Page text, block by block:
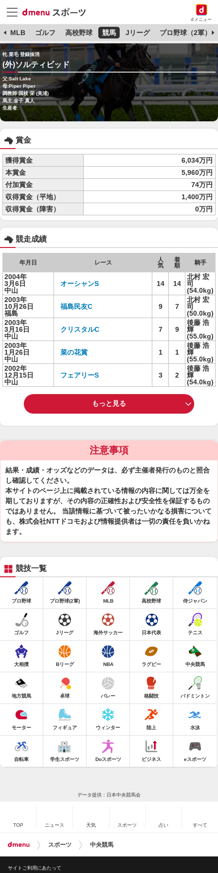
dメニュー
MLB ゴルフ 高校野球 競馬 Jリーグ プロ野球（2軍）
牝 栗毛 登録抹消
(外)ソルティビッド
父:Salt Lake
母:Piper Piper
調教師:国枝 栄 (美浦)
馬主:金子 真人
生産者:
賞金
獲得賞金
6,034万円
本賞金
5,960万円
付加賞金
74万円
収得賞金（平地）
1,400万円
収得賞金（障害）
0万円
競走成績
年月日 レース
人
気
着
順
騎手
2004年
3月6日
中山
オーシャンS 14 14
北村 宏
司
(54.0kg)
2003年
10月26日
福島
福島民友C 9 7
北村 宏
司
(50.0kg)
2003年
3月16日
中山
クリスタルC 7 9
後藤 浩
輝
(55.0kg)
2003年
1月26日
中山
菜の花賞 1 1
後藤 浩
輝
(55.0kg)
2002年
12月15日
中山
フェアリーS 3 2
後藤 浩
輝
(54.0kg)
もっと見る
注意事項
結果・成績・オッズなどのデータは、必ず主催者発行のものと照合
し確認してください。
本サイトのページ上に掲載されている情報の内容に関しては万全を
期しておりますが、その内容の正確性および安全性を保証するもの
ではありません。 当該情報に基づいて被ったいかなる損害について
も、株式会社NTTドコモおよび情報提供者は一切の責任を負いかね
ます。
競技一覧
プロ野球 プロ野球(2軍) MLB 高校野球 侍ジャパン
ゴルフ Jリーグ 海外サッカー 日本代表 テニス
大相撲 Bリーグ NBA ラグビー 中央競馬
地方競馬 卓球 バレー 格闘技 バドミントン
モーター フィギュア ウィンター 陸上 水泳
自転車 学生スポーツ Doスポーツ ビジネス eスポーツ
データ提供：日本中央競馬会
TOP ニュース 天気 スポーツ 占い すべて
スポーツ 中央競馬
サイトご利用にあたって